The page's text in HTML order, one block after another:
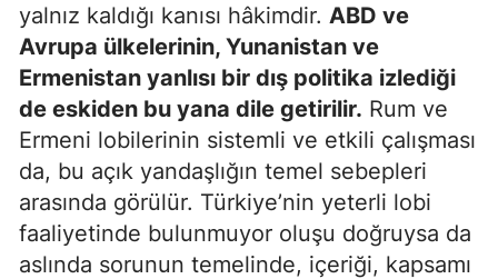
yalnız kaldığı kanısı hâkimdir. ABD ve
Avrupa ülkelerinin, Yunanistan ve
Ermenistan yanlısı bir dış politika izlediği
de eskiden bu yana dile getirilir. Rum ve
Ermeni lobilerinin sistemli ve etkili çalışması
da, bu açık yandaşlığın temel sebepleri
arasında görülür. Türkiye’nin yeterli lobi
faaliyetinde bulunmuyor oluşu doğruysa da
aslında sorunun temelinde, içeriği, kapsamı